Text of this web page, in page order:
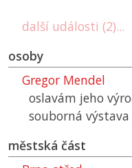
další události (2)...
osoby
Gregor Mendel
oslavám jeho
souborná výstava
městská část